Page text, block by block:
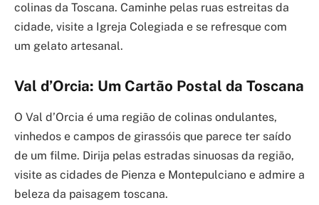
colinas da Toscana. Caminhe pelas ruas estreitas da
cidade, visite a Igreja Colegiada e se refresque com
um gelato artesanal.
Val d’Orcia: Um Cartão Postal da Toscana
O Val d’Orcia é uma região de colinas ondulantes,
vinhedos e campos de girassóis que parece ter saído
de um filme. Dirija pelas estradas sinuosas da região,
visite as cidades de Pienza e Montepulciano e admire a
beleza da paisagem toscana.